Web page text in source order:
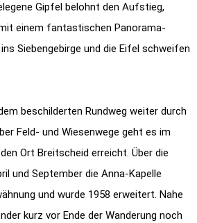
Gipfel belohnt den Aufstieg,
einem fantastischen Panorama-
Siebengebirge und die Eifel schweifen
beschilderten Rundweg weiter durch
Feld- und Wiesenwege geht es im
Ort Breitscheid erreicht. Über die
und September die Anna-Kapelle
und wurde 1958 erweitert. Nahe
kurz vor Ende der Wanderung noch